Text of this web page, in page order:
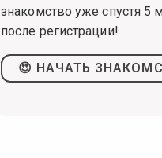
знакомство уже спустя 5
после регистрации!
😍 НАЧАТЬ